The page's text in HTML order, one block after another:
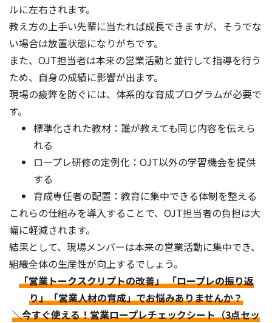
ルに左右されます。
教え方の上手い先輩に当たれば成長できますが、そうでな
い場合は放置状態になりがちです。
また、OJT担当者は本来の営業活動と並行して指導を行う
ため、自身の成績に影響が出ます。
現場の疲弊を防ぐには、体系的な育成プログラムが必要で
す。
標準化された教材：誰が教えても同じ内容を伝えら
れる
ロープレ研修の定例化：OJT以外の学習機会を提供
する
育成専任者の配置：教育に集中できる体制を整える
これらの仕組みを導入することで、OJT担当者の負担は大
幅に軽減されます。
結果として、現場メンバーは本来の営業活動に集中でき、
組織全体の生産性が向上するでしょう。
「営業トークスクリプトの改善」 「ロープレの振り返
り」「営業人材の育成」でお悩みありませんか？
＼今すぐ使える！営業ロープレチェックシート（3点セッ